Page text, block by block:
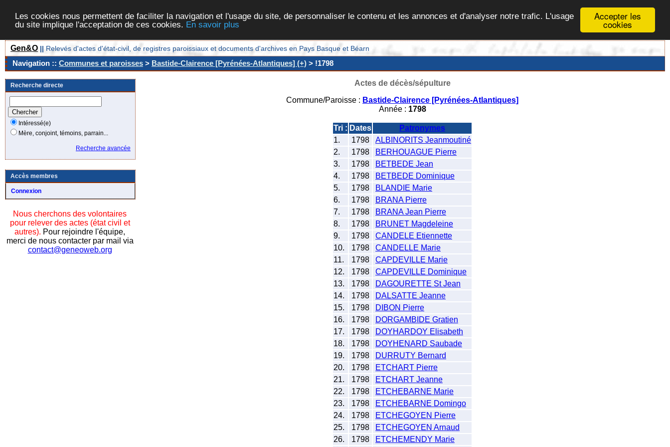
Accepter les
cookies
Les cookies nous permettent de faciliter la navigation et l'usage du site, de personnaliser le contenu et les annonces et d'analyser notre trafic. L'usage
du site implique l'acceptation de ces cookies. En savoir plus
Gen&O || Relevés d'actes d'état-civil, de registres paroissiaux et documents d'archives en Pays Basque et Béarn
Navigation :: Communes et paroisses > Bastide-Clairence [Pyrénées-Atlantiques] (+) > !1798
Recherche directe
Intéressé(e)
Mère, conjoint, témoins, parrain...
Recherche avancée
Accès membres
Connexion
Nous cherchons des volontaires
pour relever des actes (état civil et
autres). Pour rejoindre l'équipe,
merci de nous contacter par mail via
contact@geneoweb.org
Actes de décès/sépulture
Commune/Paroisse : Bastide-Clairence [Pyrénées-Atlantiques]
Année : 1798
Tri : Dates
Patronymes
1.
1798
ALBINORITS Jeanmoutiné
2.
1798
BERHOUAGUE Pierre
3.
1798
BETBEDE Jean
4.
1798
BETBEDE Dominique
5.
1798
BLANDIE Marie
6.
1798
BRANA Pierre
7.
1798
BRANA Jean Pierre
8.
1798
BRUNET Magdeleine
9.
1798
CANDELE Etiennette
10.
1798
CANDELLE Marie
11.
1798
CAPDEVILLE Marie
12.
1798
CAPDEVILLE Dominique
13.
1798
DAGOURETTE St Jean
14.
1798
DALSATTE Jeanne
15.
1798
DIBON Pierre
16.
1798
DORGAMBIDE Gratien
17.
1798
DOYHARDOY Elisabeth
18.
1798
DOYHENARD Saubade
19.
1798
DURRUTY Bernard
20.
1798
ETCHART Pierre
21.
1798
ETCHART Jeanne
22.
1798
ETCHEBARNE Marie
23.
1798
ETCHEBARNE Domingo
24.
1798
ETCHEGOYEN Pierre
25.
1798
ETCHEGOYEN Arnaud
26.
1798
ETCHEMENDY Marie